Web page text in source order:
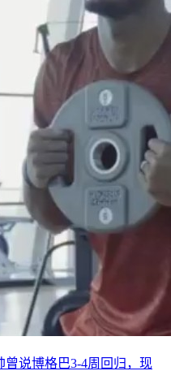
说博格巴3-4周回归，现